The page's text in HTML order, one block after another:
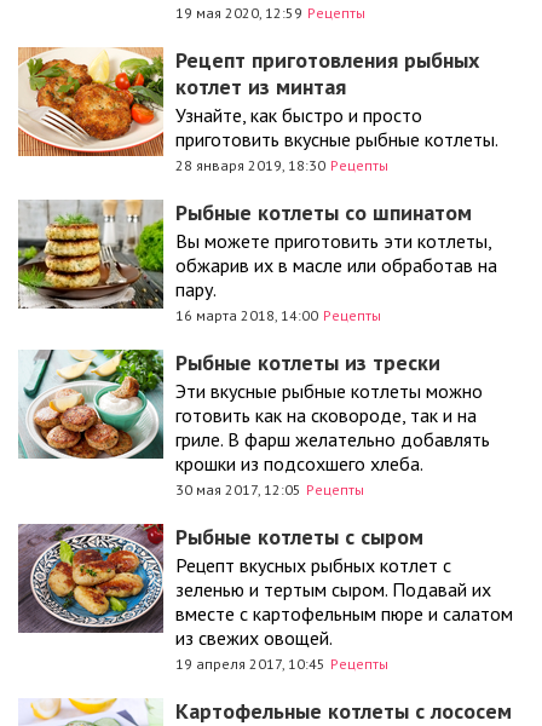
19 мая 2020, 12:59 Рецепты
Рецепт приготовления рыбных
котлет из минтая
Узнайте, как быстро и просто
приготовить вкусные рыбные котлеты.
28 января 2019, 18:30 Рецепты
Рыбные котлеты со шпинатом
Вы можете приготовить эти котлеты,
обжарив их в масле или обработав на
пару.
16 марта 2018, 14:00 Рецепты
Рыбные котлеты из трески
Эти вкусные рыбные котлеты можно
готовить как на сковороде, так и на
гриле. В фарш желательно добавлять
крошки из подсохшего хлеба.
30 мая 2017, 12:05 Рецепты
Рыбные котлеты с сыром
Рецепт вкусных рыбных котлет с
зеленью и тертым сыром. Подавай их
вместе с картофельным пюре и салатом
из свежих овощей.
19 апреля 2017, 10:45 Рецепты
Картофельные котлеты с лососем